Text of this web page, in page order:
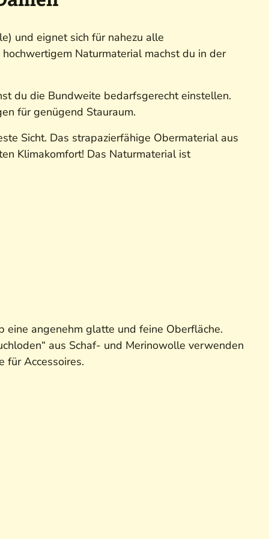
und eignet sich für nahezu alle
Naturmaterial machst du in der
du die Bundweite bedarfsgerecht einstellen.
für genügend Stauraum.
Sicht. Das strapazierfähige Obermaterial aus
Klimakomfort! Das Naturmaterial ist
angenehm glatte und feine Oberfläche.
aus Schaf- und Merinowolle verwenden
für Accessoires.